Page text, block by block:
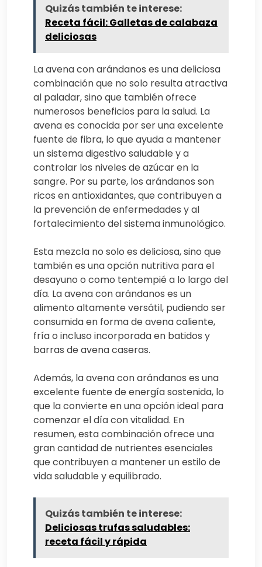
Quizás también te interese:
Receta fácil: Galletas de calabaza
deliciosas
La avena con arándanos es una deliciosa
combinación que no solo resulta atractiva
al paladar, sino que también ofrece
numerosos beneficios para la salud. La
avena es conocida por ser una excelente
fuente de fibra, lo que ayuda a mantener
un sistema digestivo saludable y a
controlar los niveles de azúcar en la
sangre. Por su parte, los arándanos son
ricos en antioxidantes, que contribuyen a
la prevención de enfermedades y al
fortalecimiento del sistema inmunológico.
Esta mezcla no solo es deliciosa, sino que
también es una opción nutritiva para el
desayuno o como tentempié a lo largo del
día. La avena con arándanos es un
alimento altamente versátil, pudiendo ser
consumida en forma de avena caliente,
fría o incluso incorporada en batidos y
barras de avena caseras.
Además, la avena con arándanos es una
excelente fuente de energía sostenida, lo
que la convierte en una opción ideal para
comenzar el día con vitalidad. En
resumen, esta combinación ofrece una
gran cantidad de nutrientes esenciales
que contribuyen a mantener un estilo de
vida saludable y equilibrado.
Quizás también te interese:
Deliciosas trufas saludables:
receta fácil y rápida